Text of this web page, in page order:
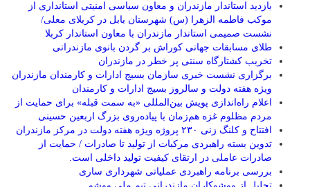
بازدید استاندار مازندران و معاون سیاسی امنیتی استانداری از
موکب فاطمه الزهرا (س) شهرستان بابل در کربلای معلی/
نشست صمیمی استاندار مازندران با معاون استاندار کربلا
طلای مسابقات جهانی کوراش بر گردن بانوی مازندرانی
تخربب کشتارگاه سنتی پر خطر در مازندران
برگزاری نشست خبری سازمان بسیج ادارات و کارمندان مازندران
ویژه هفته دولت و سالروز بسیج ادارات و کارمندان
اعلام راه‌اندازی پویش بین‌المللی «به سمت قبله» برای حمایت از
مردم مظلوم غزه هم‌زمان با پیاده‌روی بزرگ اربعین حسینی
افتتاح و کلنگ زنی ۲۳۰ پروژه ویژه هفته دولت در مرکز مازندران
تدوین بسته راهبردی مرکبات از تولید تا صادرات / حمایت از
صادرات عاملی در ارتقای کیفیت تولید داخلی است.
بررسی برنامه راهبردی عملیاتی شهرداری ساری